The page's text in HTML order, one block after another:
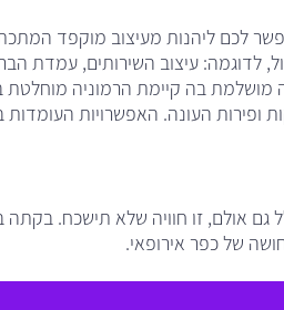
לכם ליהנות מעיצוב מוקפד
לדוגמה: עיצוב השירותים, עמדת
מושלמת בה קיימת הרמוניה
העונה. האפשרויות העומדות
אולם, זו חוויה שלא תישכח. בקתה
של כפר אירופאי.